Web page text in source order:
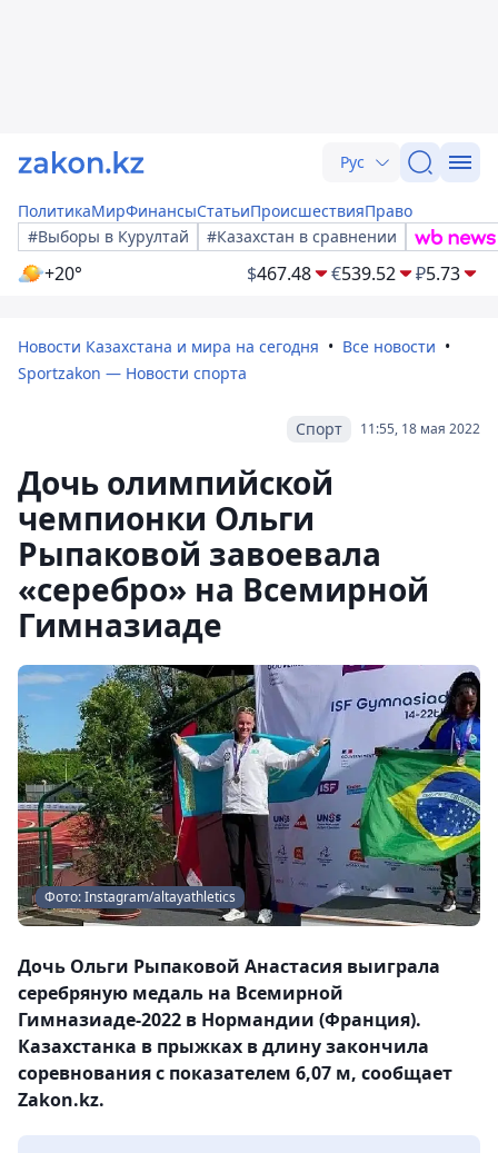
Рус
ПолитикаМирФинансыСтатьиПроисшествияПраво
#Выборы в Курултай
#Казахстан в сравнении
+20° $467.48 €539.52 ₽5.73
Новости Казахстана и мира на сегодня
Все новости
Sportzakon — Новости спорта
11:55, 18 мая 2022
Спорт
Дочь олимпийской
чемпионки Ольги
Рыпаковой завоевала
«серебро» на Всемирной
Гимназиаде
Фото: Instagram/altayathletics
Дочь Ольги Рыпаковой Анастасия выиграла
серебряную медаль на Всемирной
Гимназиаде-2022 в Нормандии (Франция).
Казахстанка в прыжках в длину закончила
соревнования с показателем 6,07 м, сообщает
Zakon.kz.